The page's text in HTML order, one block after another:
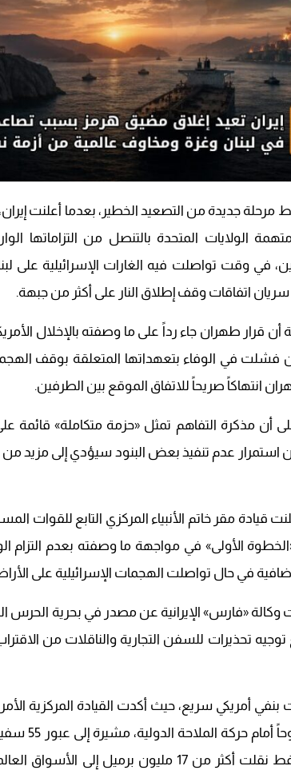
جديدة من التصعيد الخطير، بعدما أعلنت
الولايات المتحدة بالتنصل من التزاماتها
في وقت تواصلت فيه الغارات الإسرائيلية على
اتفاقات وقف إطلاق النار على أكثر من جبهة.
أن قرار طهران جاء رداً على ما وصفته بالإخلال
فشلت في الوفاء بتعهداتها المتعلقة بوقف
انتهاكاً صريحاً للاتفاق الموقع بين الطرفين.
أن مذكرة التفاهم تمثل «حزمة متكاملة» قائمة على
استمرار عدم تنفيذ بعض البنود سيؤدي إلى مزيد من
مقر خاتم الأنبياء المركزي التابع للقوات
الأولى» في مواجهة ما وصفته بعدم التزام
في حال تواصلت الهجمات الإسرائيلية على الأراضي
وكالة «فارس» الإيرانية عن مصدر في بحرية الحرس
تحذيرات للسفن التجارية والناقلات من
بنفي أمريكي سريع، حيث أكدت القيادة المركزية
أن مضيق هرمز لا
يوم السبت، بينها ناقلات نفط نقلت أكثر من 17 مليون برميل